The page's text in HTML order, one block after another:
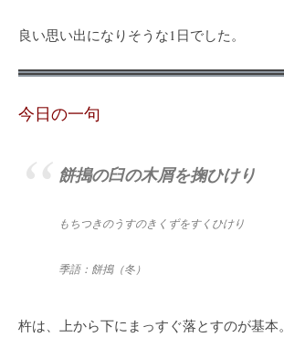
良い思い出になりそうな1日でした。
今日の一句
餅搗の臼の木屑を掬ひけり
もちつきのうすのきくずをすくひけり
季語：餅搗（冬）
杵は、上から下にまっすぐ落とすのが基本。